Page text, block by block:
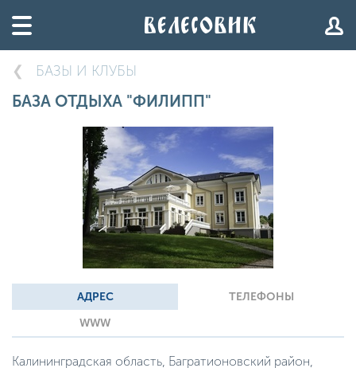
БАЗЫ И КЛУБЫ
БАЗА ОТДЫХА "ФИЛИПП"
АДРЕС
ТЕЛЕФОНЫ
WWW
Калининградская область, Багратионовский район,